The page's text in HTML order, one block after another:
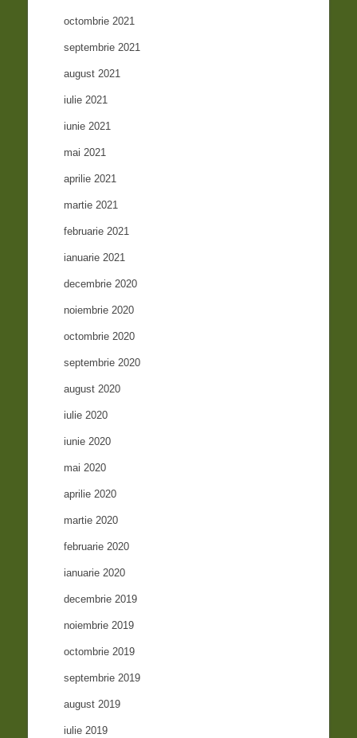
octombrie 2021
septembrie 2021
august 2021
iulie 2021
iunie 2021
mai 2021
aprilie 2021
martie 2021
februarie 2021
ianuarie 2021
decembrie 2020
noiembrie 2020
octombrie 2020
septembrie 2020
august 2020
iulie 2020
iunie 2020
mai 2020
aprilie 2020
martie 2020
februarie 2020
ianuarie 2020
decembrie 2019
noiembrie 2019
octombrie 2019
septembrie 2019
august 2019
iulie 2019